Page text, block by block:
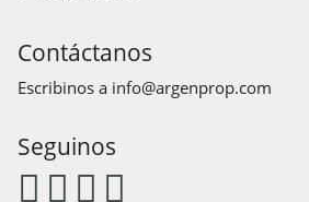
Contáctanos
Escribinos a info@argenprop.com
Seguinos